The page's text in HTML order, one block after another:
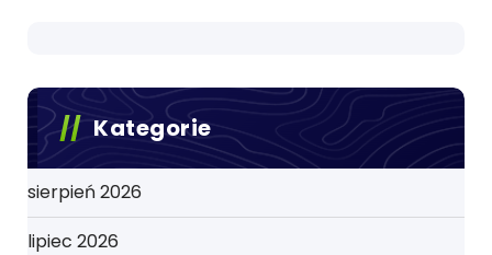
Kategorie
sierpień 2026
lipiec 2026